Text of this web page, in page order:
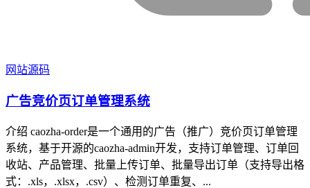
网站源码
广告竞价页订单管理系统
介绍 caozha-order是一个通用的广告（推广）竞价页订单管理
系统，基于开源的caozha-admin开发，支持订单管理、订单回
收站、产品管理、批量上传订单、批量导出订单（支持导出格
式：.xls，.xlsx，.csv）、检测订单重复、...